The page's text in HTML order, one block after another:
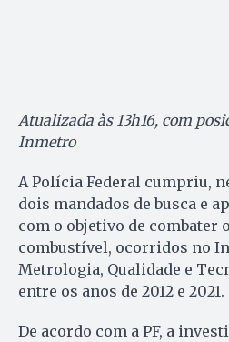
Atualizada às 13h16, com
Inmetro
A Polícia Federal cumpriu,
dois mandados de busca e
com o objetivo de combater
combustível, ocorridos no
Metrologia, Qualidade e
entre os anos de 2012 e 2021.
De acordo com a PF, a